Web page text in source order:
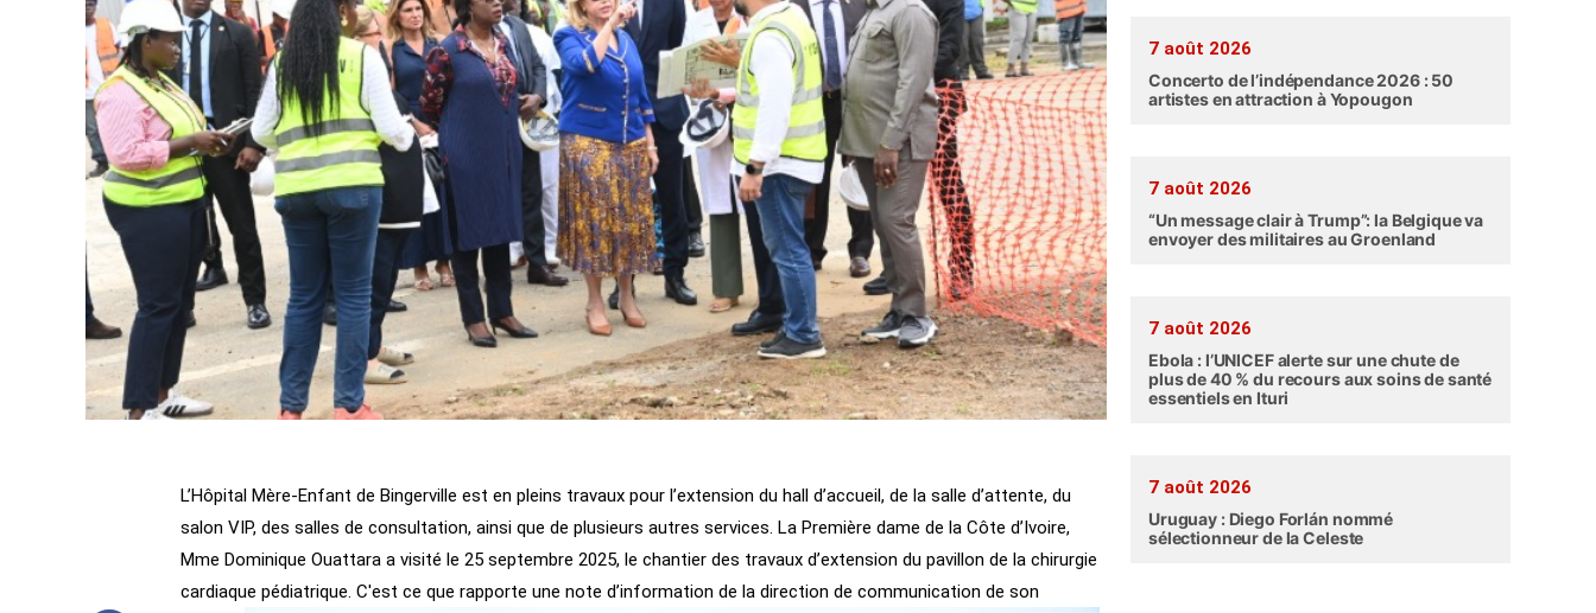
L’Hôpital Mère-Enfant de Bingerville est en pleins travaux pour l’extension du hall d’accueil, de la salle d’attente, du
salon VIP, des salles de consultation, ainsi que de plusieurs autres services. La Première dame de la Côte d’Ivoire,
Mme Dominique Ouattara a visité le 25 septembre 2025, le chantier des travaux d’extension du pavillon de la chirurgie
cardiaque pédiatrique. C'est ce que rapporte une note d’information de la direction de communication de son
7 août 2026
Concerto de l’indépendance 2026 : 50
artistes en attraction à Yopougon
7 août 2026
“Un message clair à Trump”: la Belgique va
envoyer des militaires au Groenland
7 août 2026
Ebola : l’UNICEF alerte sur une chute de
plus de 40 % du recours aux soins de santé
essentiels en Ituri
7 août 2026
Uruguay : Diego Forlán nommé
sélectionneur de la Celeste